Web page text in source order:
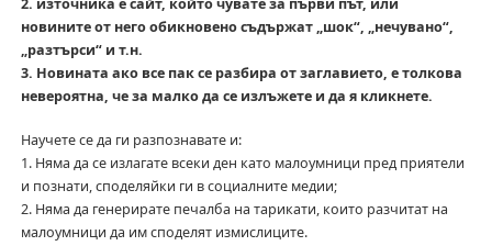
новините от него обикновено съдържат „шок“, „нечувано“,
„разтърси“ и т.н.
3. Новината ако все пак се разбира от заглавието, е толкова
невероятна, че за малко да се излъжете и да я кликнете.
Научете се да ги разпознавате и:
1. Няма да се излагате всеки ден като малоумници пред приятели
и познати, споделяйки ги в социалните медии;
2. Няма да генерирате печалба на тарикати, които разчитат на
малоумници да им споделят измислиците.